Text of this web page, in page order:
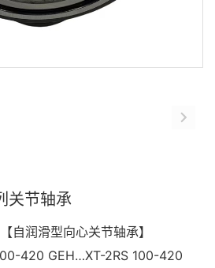
关节轴承
自润滑型向心关节轴承】
420 GEH…XT-2RS 100-420